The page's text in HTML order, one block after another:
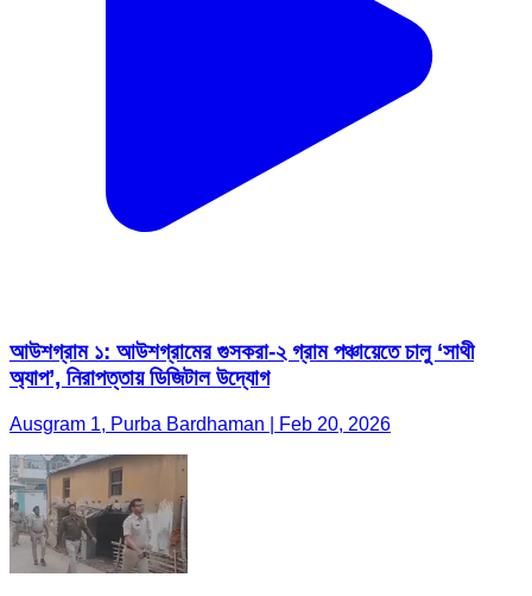
আউশগ্রাম ১: আউশগ্রামের গুসকরা-২ গ্রাম পঞ্চায়েতে চালু ‘সাথী
অ্যাপ’, নিরাপত্তায় ডিজিটাল উদ্যোগ
Ausgram 1, Purba Bardhaman | Feb 20, 2026